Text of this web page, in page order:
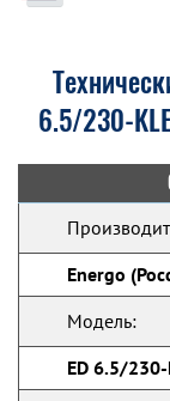
6.5/230-
Energo
Модель:
ED 6.5/230-